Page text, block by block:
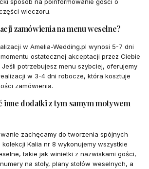
sposób na poinformowanie gości o
wieczoru.
zamówienia na menu weselne?
w Amelia-Wedding.pl wynosi 5-7 dni
ostatecznej akceptacji przez Ciebie
potrzebujesz menu szybciej, oferujemy
w 3-4 dni robocze, która kosztuje
zamówienia.
inne dodatki z tym samym motywem
zachęcamy do tworzenia spójnych
Kalia nr 8 wykonujemy wszystkie
takie jak winietki z nazwiskami gości,
na stoły, plany stołów weselnych, a